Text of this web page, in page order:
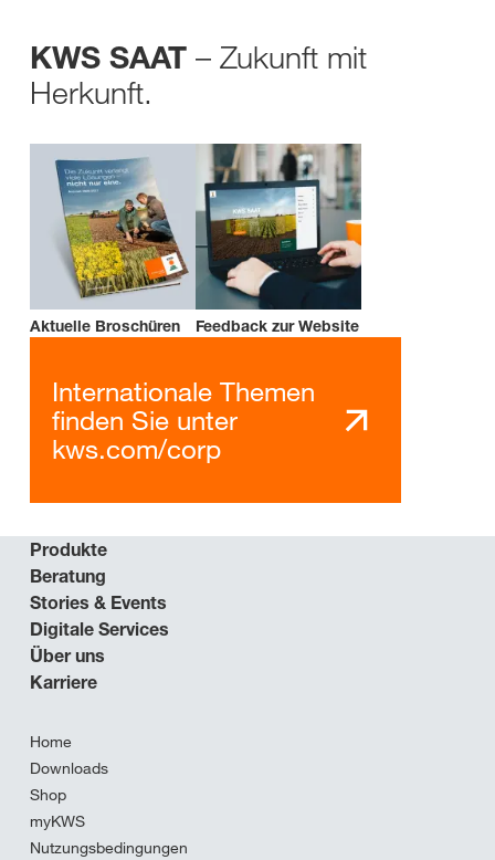
KWS SAAT – Zukunft mit
Herkunft.
Aktuelle Broschüren Feedback zur Website
Internationale Themen
finden Sie unter
kws.com/corp
Produkte
Beratung
Stories & Events
Digitale Services
Über uns
Karriere
Home
Downloads
Shop
myKWS
Nutzungsbedingungen